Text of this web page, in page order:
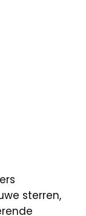
sterren,